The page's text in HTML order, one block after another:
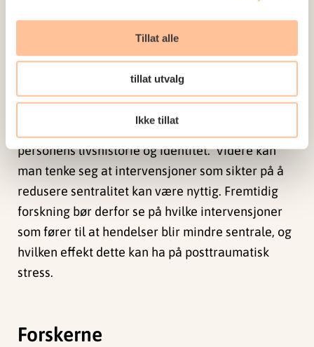
Tillat alle
tillat utvalg
Ikke tillat
¬Intervensjoner for personer som har opplevd
traumatiske hendelser bør unngå å forsterke
personens livshistorie og identitet. Videre kan
man tenke seg at intervensjoner som sikter på å
redusere sentralitet kan være nyttig. Fremtidig
forskning bør derfor se på hvilke intervensjoner
som fører til at hendelser blir mindre sentrale, og
hvilken effekt dette kan ha på posttraumatisk
stress.
Forskerne